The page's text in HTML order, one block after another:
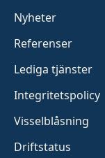
Nyheter
Referenser
Lediga tjänster
Integritetspolicy
Visselblåsning
Driftstatus